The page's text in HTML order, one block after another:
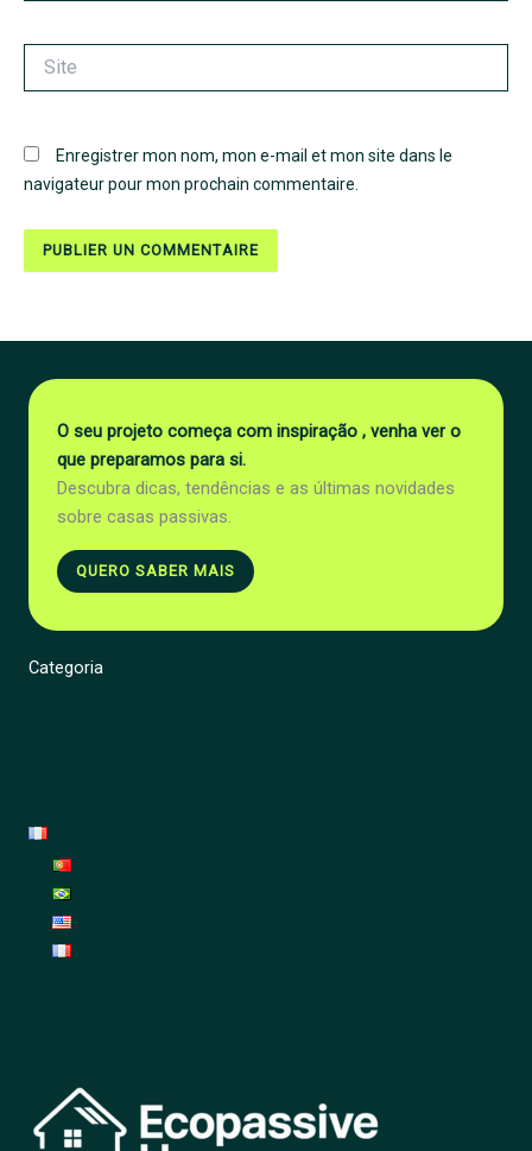
Enregistrer mon nom, mon e-mail et mon site dans le
navigateur pour mon prochain commentaire.
O seu projeto começa com inspiração , venha ver o
que preparamos para si.
Descubra dicas, tendências e as últimas novidades
sobre casas passivas.
QUERO SABER MAIS
Categoria